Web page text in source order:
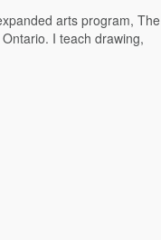
arts program, The
I teach drawing,